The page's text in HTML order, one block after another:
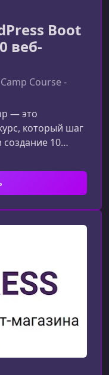
Boot
веб-
Course -
— это
который шаг
10
на WordPress.
но
создавать
страниц, н